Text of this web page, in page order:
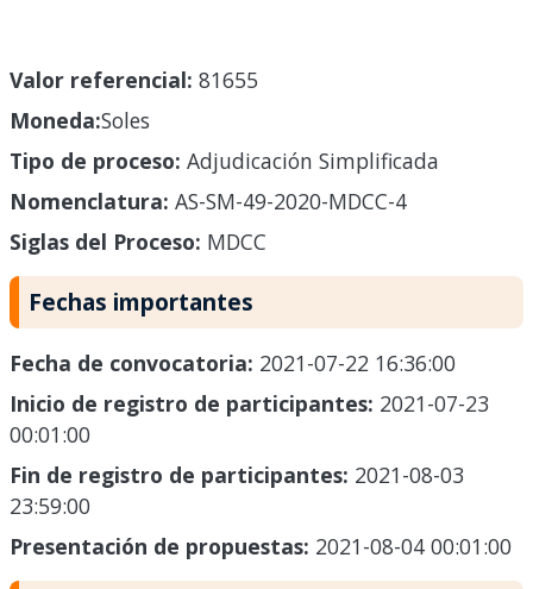
Valor referencial: 81655
Moneda:Soles
Tipo de proceso: Adjudicación Simplificada
Nomenclatura: AS-SM-49-2020-MDCC-4
Siglas del Proceso: MDCC
Fechas importantes
Fecha de convocatoria: 2021-07-22 16:36:00
Inicio de registro de participantes: 2021-07-23
00:01:00
Fin de registro de participantes: 2021-08-03
23:59:00
Presentación de propuestas: 2021-08-04 00:01:00